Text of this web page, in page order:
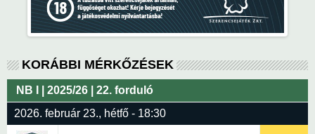
KORÁBBI MÉRKŐZÉSEK
NB I | 2025/26 | 22. forduló
2026. február 23., hétfő - 18:30